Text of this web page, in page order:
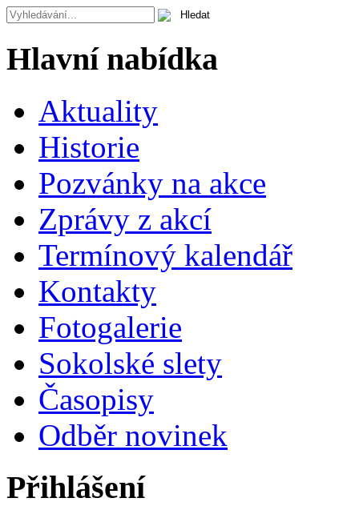
Hlavní nabídka
Aktuality
Historie
Pozvánky na akce
Zprávy z akcí
Termínový kalendář
Kontakty
Fotogalerie
Sokolské slety
Časopisy
Odběr novinek
Přihlášení